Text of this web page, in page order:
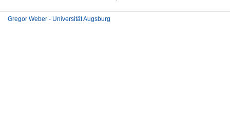
Gregor Weber - Universität Augsburg